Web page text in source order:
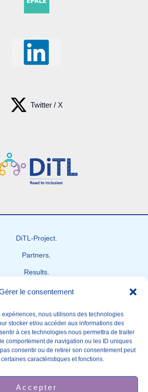
le consentement
expériences, nous utilisons des technologies
stocker et/ou accéder aux informations des
à ces technologies nous permettra de traiter
comportement de navigation ou les ID uniques
consentir ou de retirer son consentement peut
caractéristiques et fonctions.
Accepter
Twitter / X
DiTL-Project.
Partners.
Results.
News
support for implementation of this